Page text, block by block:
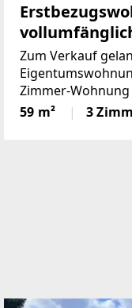
Zum Verkauf
Zimmer-
So wurde unter
erneuert und für
59 m² 3